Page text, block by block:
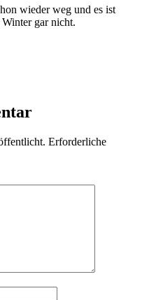
wieder weg und es ist
gar nicht.
Erforderliche